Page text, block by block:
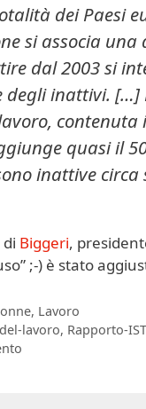
dei Paesi
si associa
dal 2003 si
degli inattivi.
quasi il
inattive circa
di Biggeri,
;-) è stato
, Lavoro
lavoro, Rapporto-